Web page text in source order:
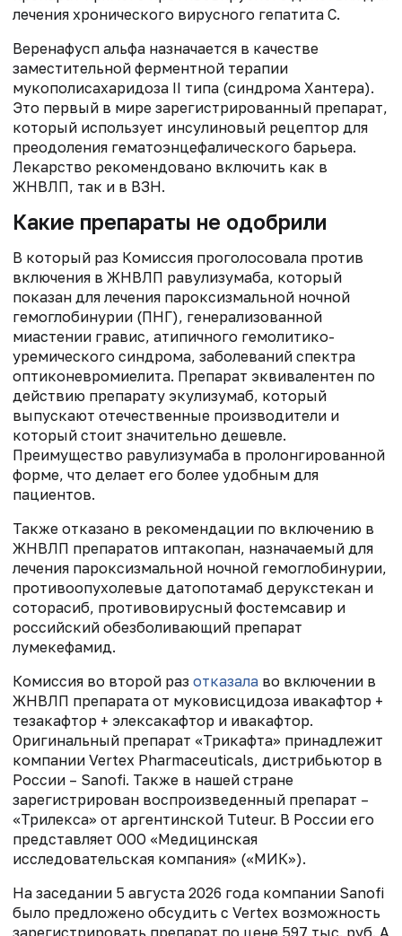
лечения хронического вирусного гепатита С.
Веренафусп альфа назначается в качестве
заместительной ферментной терапии
мукополисахаридоза II типа (синдрома Хантера).
Это первый в мире зарегистрированный препарат,
который использует инсулиновый рецептор для
преодоления гематоэнцефалического барьера.
Лекарство рекомендовано включить как в
ЖНВЛП, так и в ВЗН.
Какие препараты не одобрили
В который раз Комиссия проголосовала против
включения в ЖНВЛП равулизумаба, который
показан для лечения пароксизмальной ночной
гемоглобинурии (ПНГ), генерализованной
миастении гравис, атипичного гемолитико-
уремического синдрома, заболеваний спектра
оптиконевромиелита. Препарат эквивалентен по
действию препарату экулизумаб, который
выпускают отечественные производители и
который стоит значительно дешевле.
Преимущество равулизумаба в пролонгированной
форме, что делает его более удобным для
пациентов.
Также отказано в рекомендации по включению в
ЖНВЛП препаратов иптакопан, назначаемый для
лечения пароксизмальной ночной гемоглобинурии,
противоопухолевые датопотамаб дерукстекан и
соторасиб, противовирусный фостемсавир и
российский обезболивающий препарат
лумекефамид.
Комиссия во второй раз отказала во включении в
ЖНВЛП препарата от муковисцидоза ивакафтор +
тезакафтор + элексакафтор и ивакафтор.
Оригинальный препарат «Трикафта» принадлежит
компании Vertex Pharmaceuticals, дистрибьютор в
России – Sanofi. Также в нашей стране
зарегистрирован воспроизведенный препарат –
«Трилекса» от аргентинской Tuteur. В России его
представляет ООО «Медицинская
исследовательская компания» («МИК»).
На заседании 5 августа 2026 года компании Sanofi
было предложено обсудить с Vertex возможность